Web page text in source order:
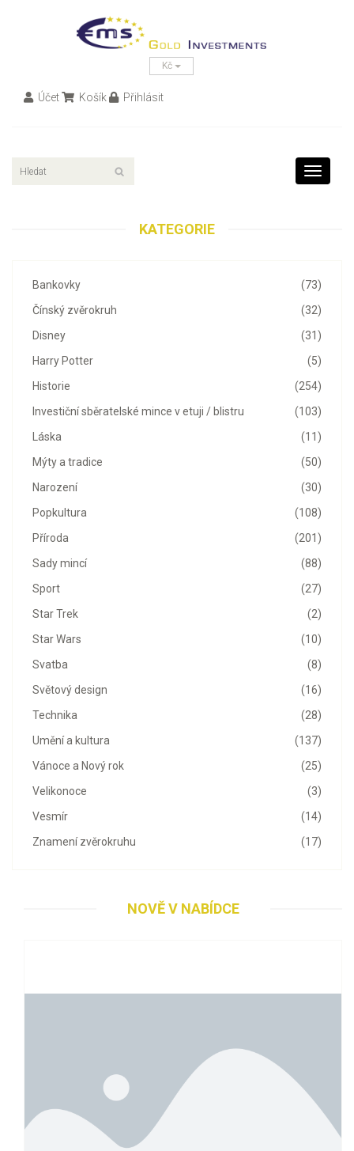
Kč
Účet Košík Přihlásit
Toggle
KATEGORIE
(73)
Bankovky
(32)
Čínský zvěrokruh
(31)
Disney
(5)
Harry Potter
(254)
Historie
(103)
Investiční sběratelské mince v etuji / blistru
(11)
Láska
(50)
Mýty a tradice
(30)
Narození
(108)
Popkultura
(201)
Příroda
(88)
Sady mincí
(27)
Sport
(2)
Star Trek
(10)
Star Wars
(8)
Svatba
(16)
Světový design
(28)
Technika
(137)
Umění a kultura
(25)
Vánoce a Nový rok
(3)
Velikonoce
(14)
Vesmír
(17)
Znamení zvěrokruhu
NOVĚ V NABÍDCE